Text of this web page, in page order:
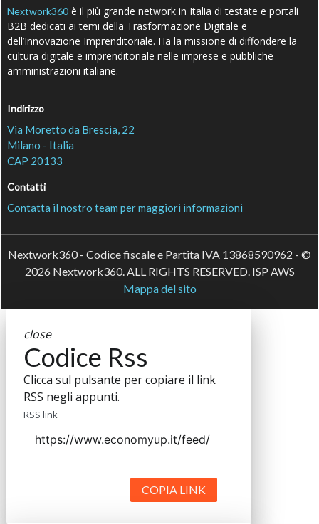
Nextwork360 è il più grande network in Italia di testate e portali
B2B dedicati ai temi della Trasformazione Digitale e
dell’Innovazione Imprenditoriale. Ha la missione di diffondere la
cultura digitale e imprenditoriale nelle imprese e pubbliche
amministrazioni italiane.
Indirizzo
Via Moretto da Brescia, 22
Milano - Italia
CAP 20133
Contatti
Contatta il nostro team per maggiori informazioni
Nextwork360 - Codice fiscale e Partita IVA 13868590962 - ©
2026 Nextwork360. ALL RIGHTS RESERVED. ISP AWS
Mappa del sito
close
Codice Rss
Clicca sul pulsante per copiare il link
RSS negli appunti.
RSS link
COPIA LINK